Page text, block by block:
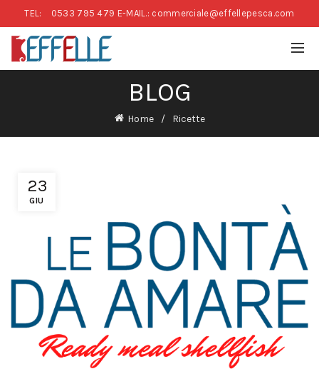
TEL: 0533 795 479 E-MAIL.: commerciale@effellepesca.com
BLOG
Home Ricette
23
GIU